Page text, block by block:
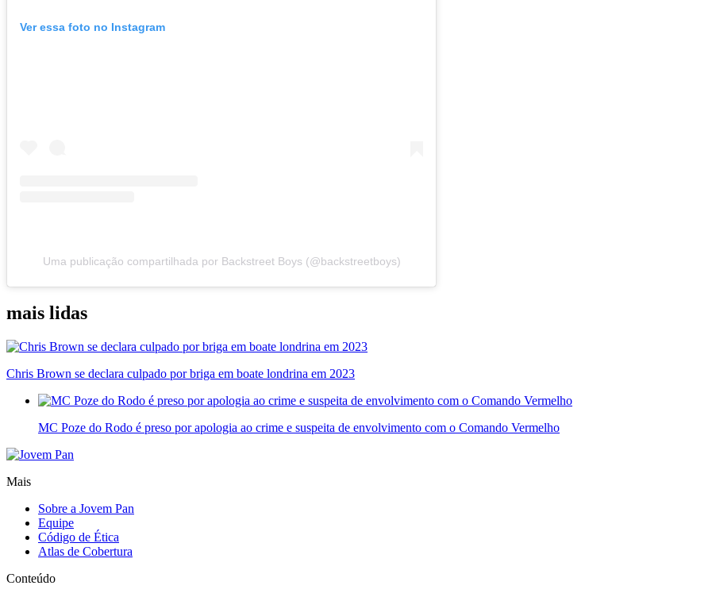
Ver essa foto no Instagram
Uma publicação compartilhada por Backstreet Boys (@backstreetboys)
mais lidas
Chris Brown se declara culpado por briga em boate londrina em 2023
MC Poze do Rodo é preso por apologia ao crime e suspeita de envolvimento com o Comando Vermelho
Mais
Sobre a Jovem Pan
Equipe
Código de Ética
Atlas de Cobertura
Conteúdo